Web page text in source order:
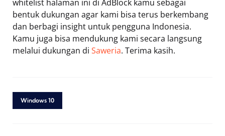
whitelist halaman ini di AdBlock kamu sebagai
bentuk dukungan agar kami bisa terus berkembang
dan berbagi insight untuk pengguna Indonesia.
Kamu juga bisa mendukung kami secara langsung
melalui dukungan di Saweria. Terima kasih.
Windows 10